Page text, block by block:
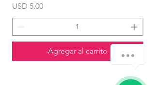
Precio
USD 5.00
Agregar al carrito